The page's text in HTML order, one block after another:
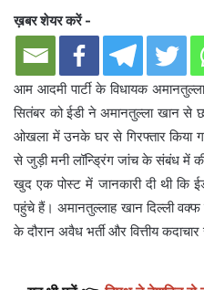
ख़बर शेयर करें -
आम आदमी पार्टी के विधायक
सितंबर को ईडी ने अमानतुल्ला खान
ओखला में उनके घर से गिरफ्तार किया
से जुड़ी मनी लॉन्ड्रिंग जांच के संबंध में
खुद एक पोस्ट में जानकारी दी थी कि
पहुंचे हैं। अमानतुल्लाह खान दिल्ली वक्फ
के दौरान अवैध भर्ती और वित्तीय